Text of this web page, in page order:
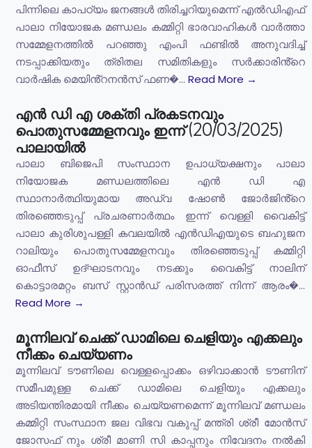
പിന്നിലെ കാപഠ്യം ജനങ്ങൾ തിരിച്ചറിയുമെന്ന് എൽഡിഎഫ്
പാലാ നിയോജക മണ്ഡലം കമ്മിറ്റി ഭാരവാഹികൾ വാർത്താ
സമ്മേളനത്തിൽ പറഞ്ഞു എംപി ഫണ്ടിൽ അനുവദിച്ച്
നടപ്പാക്കിയതും ത്രിതല സമിതികളും സർക്കാരിൻ്റെ
വാർഷിക മെയിൻ്റനൻസ് ഫണ�... Read More →
എൻ ഡി എ ശക്തി പ്രകടനവും
പൊതുസമ്മേളനവും ഇന്ന് (20/03/2025)
പാലായിൽ
പാലാ ബിജെപി സംസ്ഥാന ഉപാധ്യക്ഷനും പാലാ
നിയോജക മണ്ഡലത്തിലെ എൻ ഡി എ
സ്ഥാനാർത്ഥിയുമായ അഡ്വ ഷോൺ ജോർജിൻ്റെ
തിരഞ്ഞെടുപ്പ് പ്രചരണാർത്ഥം ഇന്ന് വെള്ളി വൈകിട്ട്
പാലാ കുരിശുപള്ളി കവലയിൽ എൻഡിഎയുടെ ബഹുജന
റാലിയും പൊതുസമ്മേളനവും തിരഞ്ഞെടുപ്പ് കമ്മിറ്റി
ഓഫീസ് ഉദ്ഘാടനവും നടക്കും വൈകിട്ട് നാലിന്
കൊട്ടാരമറ്റം ബസ് സ്റ്റാൻഡ് പരിസരത്ത് നിന്ന് ആരം�...
Read More →
മൂന്നിലവ് ചെക്ക് ഡാമിലെ ചെളിയും എക്കലും
നീക്കം ചെയ്യണം
മൂന്നിലവ് ടൗണിലെ വെള്ളപ്പൊക്കം ഒഴിവാക്കാൻ ടൗണിന്
സമീപമുള്ള ചെക്ക് ഡാമിലെ ചെളിയും എക്കലും
അടിയന്തിരമായി നീക്കം ചെയ്യണമെന്ന് മൂന്നിലവ് മണ്ഡലം
കമ്മിറ്റി സംസ്ഥാന ജല വിഭവ വകുപ്പ് മന്ത്രി ശ്രീ മോൻസ്
ജോസഫ് നും ശ്രീ മാണി സി കാപ്പനും നിവേദനം നൽകി